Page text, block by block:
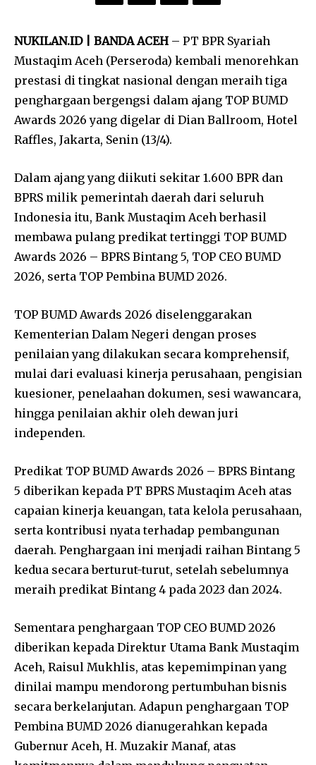
NUKILAN.ID | BANDA ACEH – PT BPR Syariah
Mustaqim Aceh (Perseroda) kembali menorehkan
prestasi di tingkat nasional dengan meraih tiga
penghargaan bergengsi dalam ajang TOP BUMD
Awards 2026 yang digelar di Dian Ballroom, Hotel
Raffles, Jakarta, Senin (13/4).
Dalam ajang yang diikuti sekitar 1.600 BPR dan
BPRS milik pemerintah daerah dari seluruh
Indonesia itu, Bank Mustaqim Aceh berhasil
membawa pulang predikat tertinggi TOP BUMD
Awards 2026 – BPRS Bintang 5, TOP CEO BUMD
2026, serta TOP Pembina BUMD 2026.
TOP BUMD Awards 2026 diselenggarakan
Kementerian Dalam Negeri dengan proses
penilaian yang dilakukan secara komprehensif,
mulai dari evaluasi kinerja perusahaan, pengisian
kuesioner, penelaahan dokumen, sesi wawancara,
hingga penilaian akhir oleh dewan juri
independen.
Predikat TOP BUMD Awards 2026 – BPRS Bintang
5 diberikan kepada PT BPRS Mustaqim Aceh atas
capaian kinerja keuangan, tata kelola perusahaan,
serta kontribusi nyata terhadap pembangunan
daerah. Penghargaan ini menjadi raihan Bintang 5
kedua secara berturut-turut, setelah sebelumnya
meraih predikat Bintang 4 pada 2023 dan 2024.
Sementara penghargaan TOP CEO BUMD 2026
diberikan kepada Direktur Utama Bank Mustaqim
Aceh, Raisul Mukhlis, atas kepemimpinan yang
dinilai mampu mendorong pertumbuhan bisnis
secara berkelanjutan. Adapun penghargaan TOP
Pembina BUMD 2026 dianugerahkan kepada
Gubernur Aceh, H. Muzakir Manaf, atas